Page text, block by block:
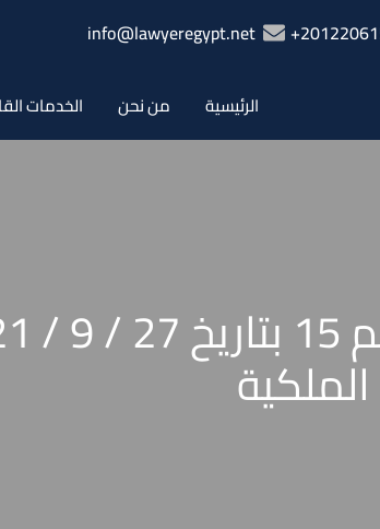
info@lawyeregypt.net
الرئيسية من نحن الخدمات